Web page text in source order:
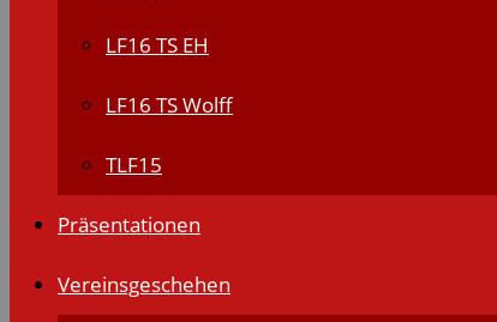
LF16 TS EH
LF16 TS Wolff
TLF15
Präsentationen
Vereinsgeschehen